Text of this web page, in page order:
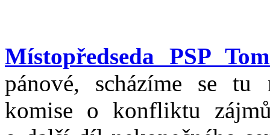
Místopředseda PSP
pánové, scházíme se tu
komise o konfliktu